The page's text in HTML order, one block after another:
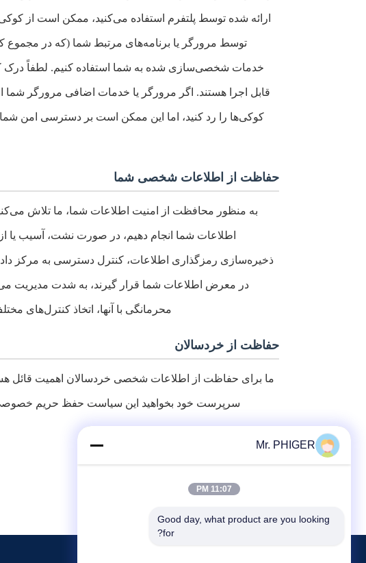
ارائه شده توسط پلتفرم استفاده می‌کنید، ممکن است از
توسط مرورگر یا برنامه‌های مرتبط شما (که در مجموع
خدمات شخصی‌سازی شده به شما استفاده کنیم. لطفاً درک
قابل اجرا هستند. اگر مرورگر یا خدمات اضافی مرورگر شما
کوکی‌ها را رد کنید، اما این ممکن است بر دسترسی امن
حفاظت از اطلاعات شخصی شما
به منظور محافظت از امنیت اطلاعات شما، ما تلاش
ذخیره‌سازی رمزگذاری اطلاعات، کنترل دسترسی به مرکز
در معرض اطلاعات شما قرار گیرند، به شدت مدیریت
محرمانگی با آنها، اتخاذ کنترل‌های
حفاظت از خردسالان
ما برای حفاظت از اطلاعات شخصی خردسالان اهمیت قائل
سرپرست خود بخواهید این سیاست حفظ حریم خصوصی
Mr. PHIGER
11:07 PM
Good day, what product are you looking
for?